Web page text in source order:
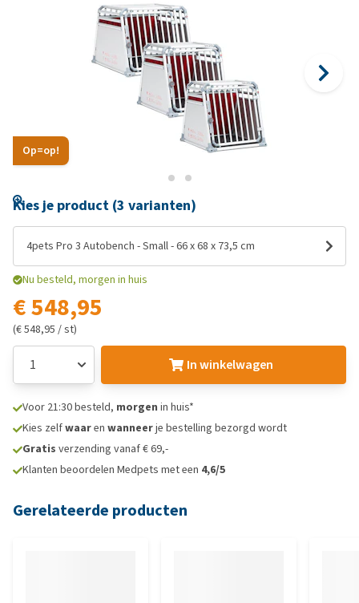
Op=op!
Kies je product (3 varianten)
4pets Pro 3 Autobench - Small - 66 x 68 x 73,5 cm
Nu besteld, morgen in huis
€ 548,95
(€ 548,95 / st)
In winkelwagen
Voor 21:30 besteld, morgen in huis*
Kies zelfwaaren wanneerje bestelling bezorgd wordt
Gratis verzending vanaf € 69,-
Klanten beoordelen Medpets met een 4,6/5
Gerelateerde producten